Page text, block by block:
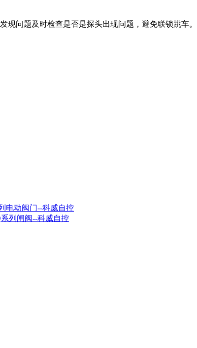
问题及时检查是否是探头出现问题，避免联锁跳车。
电动阀门--科威自控
列闸阀--科威自控